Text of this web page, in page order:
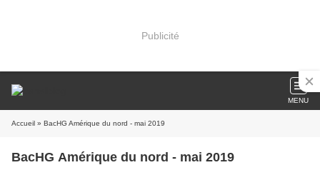
Publicité
MENU
Accueil » BacHG Amérique du nord - mai 2019
BacHG Amérique du nord - mai 2019